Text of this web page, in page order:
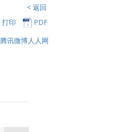
< 返回
打印
PDF
腾讯微博人人网